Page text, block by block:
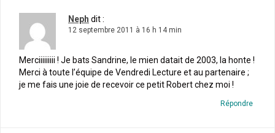
Neph dit :
12 septembre 2011 à 16 h 14 min
Merciiiiiiiii ! Je bats Sandrine, le mien datait de 2003, la honte !
Merci à toute l’équipe de Vendredi Lecture et au partenaire ;
je me fais une joie de recevoir ce petit Robert chez moi !
Répondre